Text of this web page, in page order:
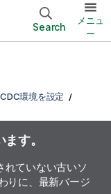
Search
メニュ
ー
CDC環境を設定
す。
れていない古いソ
りに、最新バージ